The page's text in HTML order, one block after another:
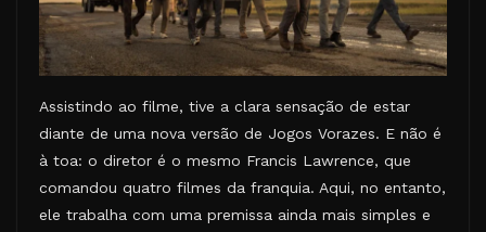
Assistindo ao filme, tive a clara sensação de estar
diante de uma nova versão de Jogos Vorazes. E não é
à toa: o diretor é o mesmo Francis Lawrence, que
comandou quatro filmes da franquia. Aqui, no entanto,
ele trabalha com uma premissa ainda mais simples e